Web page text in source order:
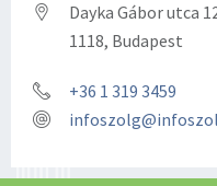
Dayka Gábor utca
1118, Budapest
+36 1 319 3459